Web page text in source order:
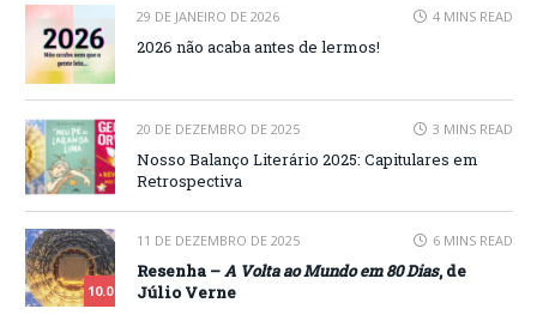
29 DE JANEIRO DE 2026 4 MINS READ
2026 não acaba antes de lermos!
20 DE DEZEMBRO DE 2025 3 MINS READ
Nosso Balanço Literário 2025: Capitulares em
Retrospectiva
10.0
11 DE DEZEMBRO DE 2025 6 MINS READ
Resenha –A Volta ao Mundo em 80 Dias, de
Júlio Verne